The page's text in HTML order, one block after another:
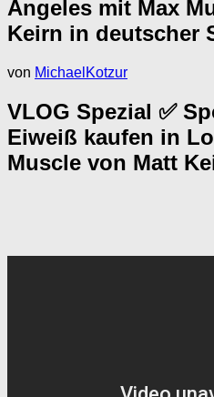
Angeles mit Max
Keirn in deutscher
von MichaelKotzur
VLOG Spezial ✅
Eiweiß kaufen in
Muscle von Matt